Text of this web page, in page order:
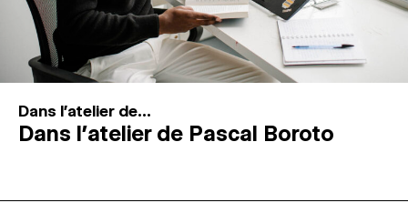
Dans l'atelier de...
Dans l’atelier de Pascal Boroto